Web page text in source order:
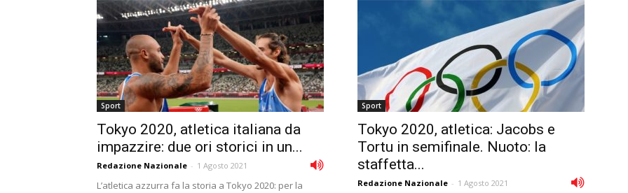
Sport
Tokyo 2020, atletica italiana da
impazzire: due ori storici in un...
Redazione Nazionale - 1 Agosto 2021
L’atletica azzurra fa la storia a Tokyo 2020: per la
Sport
Tokyo 2020, atletica: Jacobs e
Tortu in semifinale. Nuoto: la
staffetta...
Redazione Nazionale - 1 Agosto 2021